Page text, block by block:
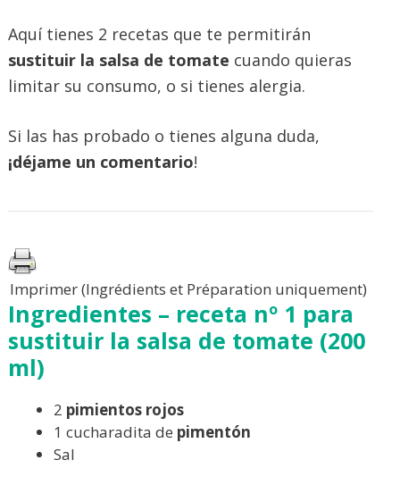
Aquí tienes 2 recetas que te permitirán
sustituir la salsa de tomate cuando quieras
limitar su consumo, o si tienes alergia.
Si las has probado o tienes alguna duda,
¡déjame un comentario!
Imprimer (Ingrédients et Préparation uniquement)
Ingredientes – receta nº 1 para
sustituir la salsa de tomate (200
ml)
2 pimientos rojos
1 cucharadita de pimentón
Sal